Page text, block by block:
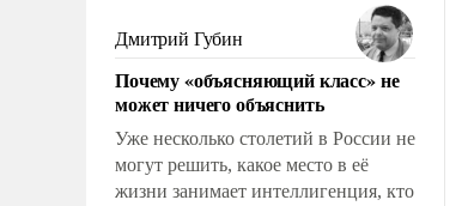
Дмитрий Губин
Почему «объясняющий класс» не
может ничего объяснить
Уже несколько столетий в России не
могут решить, какое место в её
жизни занимает интеллигенция, кто